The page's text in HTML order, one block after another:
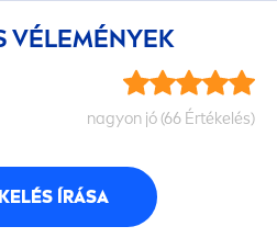
VÉLEMÉNYEK
nagyon jó (66 Értékelés)
ÍRÁSA